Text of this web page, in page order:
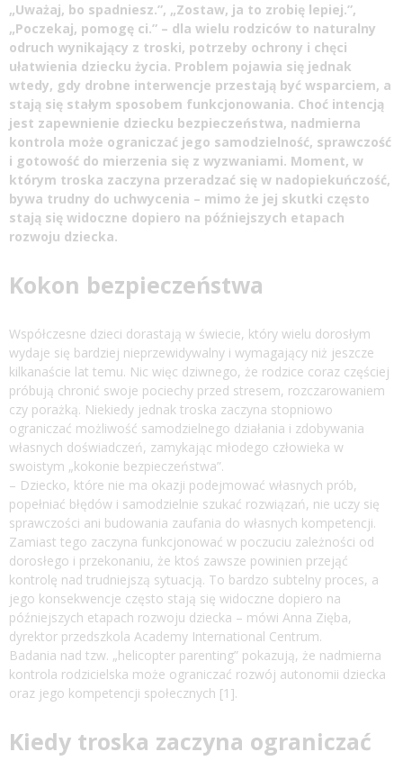
„Uważaj, bo spadniesz.”, „Zostaw, ja to zrobię lepiej.”,
„Poczekaj, pomogę ci.” – dla wielu rodziców to naturalny
odruch wynikający z troski, potrzeby ochrony i chęci
ułatwienia dziecku życia. Problem pojawia się jednak
wtedy, gdy drobne interwencje przestają być wsparciem, a
stają się stałym sposobem funkcjonowania. Choć intencją
jest zapewnienie dziecku bezpieczeństwa, nadmierna
kontrola może ograniczać jego samodzielność, sprawczość
i gotowość do mierzenia się z wyzwaniami. Moment, w
którym troska zaczyna przeradzać się w nadopiekuńczość,
bywa trudny do uchwycenia – mimo że jej skutki często
stają się widoczne dopiero na późniejszych etapach
rozwoju dziecka.
Kokon bezpieczeństwa
Współczesne dzieci dorastają w świecie, który wielu dorosłym
wydaje się bardziej nieprzewidywalny i wymagający niż jeszcze
kilkanaście lat temu. Nic więc dziwnego, że rodzice coraz częściej
próbują chronić swoje pociechy przed stresem, rozczarowaniem
czy porażką. Niekiedy jednak troska zaczyna stopniowo
ograniczać możliwość samodzielnego działania i zdobywania
własnych doświadczeń, zamykając młodego człowieka w
swoistym „kokonie bezpieczeństwa”.
– Dziecko, które nie ma okazji podejmować własnych prób,
popełniać błędów i samodzielnie szukać rozwiązań, nie uczy się
sprawczości ani budowania zaufania do własnych kompetencji.
Zamiast tego zaczyna funkcjonować w poczuciu zależności od
dorosłego i przekonaniu, że ktoś zawsze powinien przejąć
kontrolę nad trudniejszą sytuacją. To bardzo subtelny proces, a
jego konsekwencje często stają się widoczne dopiero na
późniejszych etapach rozwoju dziecka – mówi Anna Zięba,
dyrektor przedszkola Academy International Centrum.
Badania nad tzw. „helicopter parenting” pokazują, że nadmierna
kontrola rodzicielska może ograniczać rozwój autonomii dziecka
oraz jego kompetencji społecznych [1].
Kiedy troska zaczyna ograniczać